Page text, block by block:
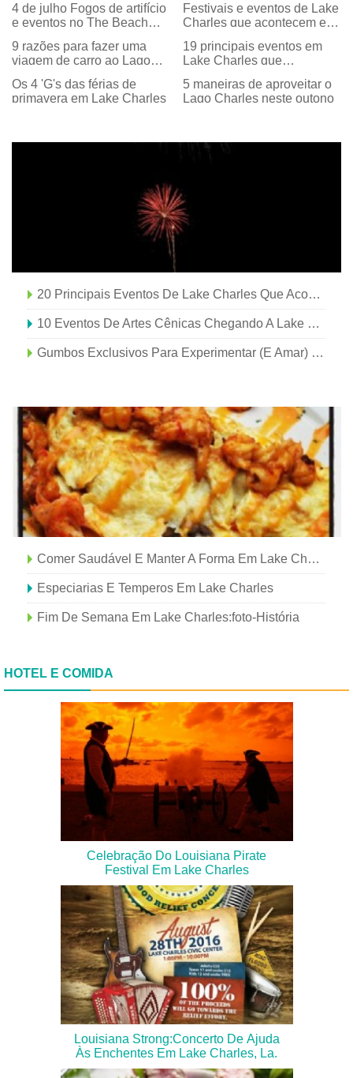
4 de julho Fogos de artifício
e eventos no The Beach
Festivais e eventos de Lake
Charles que acontecem em
9 razões para fazer uma
viagem de carro ao Lago
19 principais eventos em
Lake Charles que
2018
Os 4 'G's das férias de
primavera em Lake Charles
5 maneiras de aproveitar o
Lago Charles neste outono
20 Principais Eventos De Lake Charles Que Acontecerão Em Maio De 2018
10 Eventos De Artes Cênicas Chegando A Lake Charles
Gumbos Exclusivos Para Experimentar (e Amar) Em Lake Charles
Comer Saudável E Manter A Forma Em Lake Charles
Especiarias E Temperos Em Lake Charles
Fim De Semana Em Lake Charles:foto-História
HOTEL E COMIDA
Celebração Do Louisiana Pirate
Festival Em Lake Charles
Louisiana Strong:Concerto De Ajuda
Às Enchentes Em Lake Charles, La.